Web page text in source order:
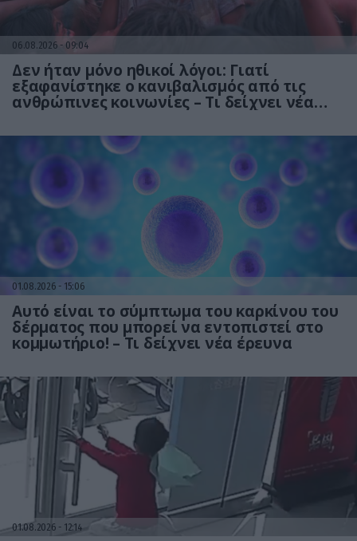
06.08.2026 09:04
Δεν ήταν μόνο ηθικοί λόγοι: Γιατί
εξαφανίστηκε ο κανιβαλισμός από τις
ανθρώπινες κοινωνίες – Τι δείχνει νέα
01.08.2026 15:06
Αυτό είναι το σύμπτωμα του καρκίνου του
δέρματος που μπορεί να εντοπιστεί στο
κομμωτήριο! – Τι δείχνει νέα έρευνα
01.08.2026 12:14